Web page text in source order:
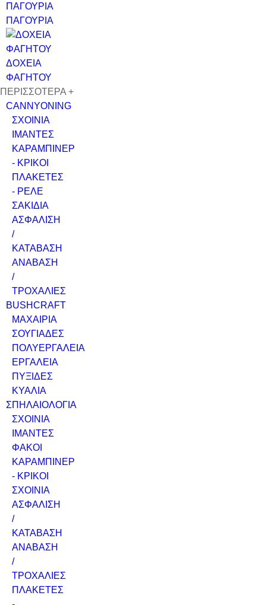
ΠΑΓΟΥΡΙΑ
ΔΟΧΕΙΑ
ΦΑΓΗΤΟΥ
ΠΕΡΙΣΣΟΤΕΡΑ +
CANNYONING
ΣΧΟΙΝΙΑ
ΙΜΑΝΤΕΣ
ΚΑΡΑΜΠΙΝΕΡ
- ΚΡΙΚΟΙ
ΠΛΑΚΕΤΕΣ
- ΡΕΛΕ
ΣΑΚΙΔΙΑ
ΑΣΦΑΛΙΣΗ
/
ΚΑΤΑΒΑΣΗ
ΑΝΑΒΑΣΗ
/
ΤΡΟΧΑΛΙΕΣ
BUSHCRAFT
ΜΑΧΑΙΡΙΑ
ΣΟΥΓΙΑΔΕΣ
ΠΟΛΥΕΡΓΑΛΕΙΑ
ΕΡΓΑΛΕΙΑ
ΠΥΞΙΔΕΣ
ΚΥΑΛΙΑ
ΣΠΗΛΑΙΟΛΟΓΙΑ
ΣΧΟΙΝΙΑ
ΙΜΑΝΤΕΣ
ΦΑΚΟΙ
ΚΑΡΑΜΠΙΝΕΡ
- ΚΡΙΚΟΙ
ΣΧΟΙΝΙΑ
ΑΣΦΑΛΙΣΗ
/
ΚΑΤΑΒΑΣΗ
ΑΝΑΒΑΣΗ
/
ΤΡΟΧΑΛΙΕΣ
ΠΛΑΚΕΤΕΣ